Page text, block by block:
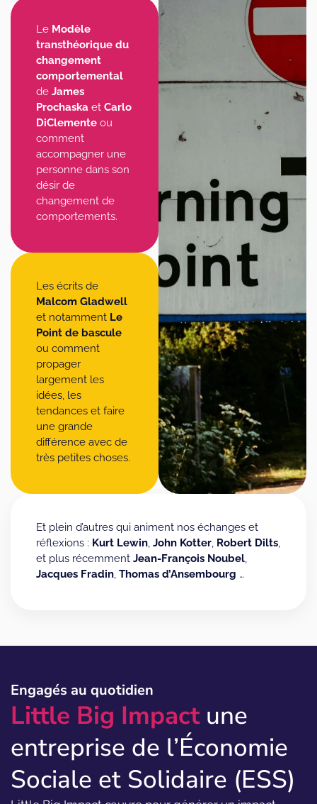
Le Modèle
transthéorique du
changement
comportemental
de James
Prochaska et Carlo
DiClemente ou
comment
accompagner une
personne dans son
désir de
changement de
comportements.
Les écrits de
Malcom Gladwell
et notamment Le
Point de bascule
ou comment
propager
largement les
idées, les
tendances et faire
une grande
différence avec de
très petites choses.
Et plein d’autres qui animent nos échanges et
réflexions : Kurt Lewin, John Kotter, Robert Dilts,
et plus récemment Jean-François Noubel,
Jacques Fradin, Thomas d’Ansembourg …
Engagés au quotidien
Little Big Impactune
entreprise de l’Économie
Sociale et Solidaire (ESS)